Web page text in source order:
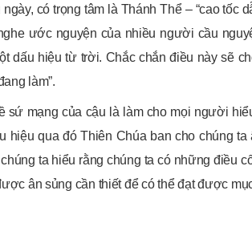
có trọng tâm là Thánh Thể – “cao tốc
ước nguyện của nhiều người cầu
dấu hiệu từ trời. Chắc chắn điều này sẽ
làm”.
sứ mạng của cậu là làm cho mọi người
hiệu qua đó Thiên Chúa ban cho chúng ta
ta hiểu rằng chúng ta có những điều
ân sủng cần thiết để có thể đạt được